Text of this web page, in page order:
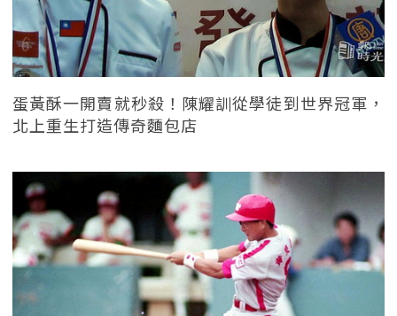
蛋黃酥一開賣就秒殺！陳耀訓從學徒到世界冠軍，
北上重生打造傳奇麵包店